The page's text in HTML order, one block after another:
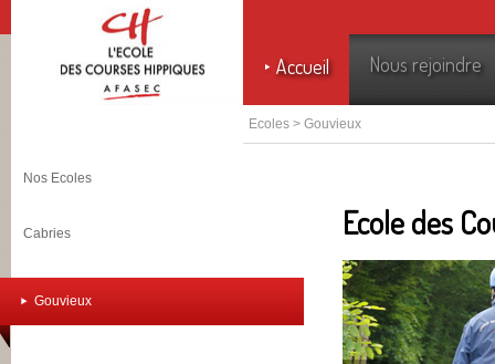
Accueil Nous rejoindre
Ecoles > Gouvieux
Nos Ecoles
Cabries
Gouvieux
Ecole des
Les célèbres
de l’Ecole des
métiers de
voyage et de